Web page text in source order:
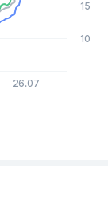
26.07
10
15